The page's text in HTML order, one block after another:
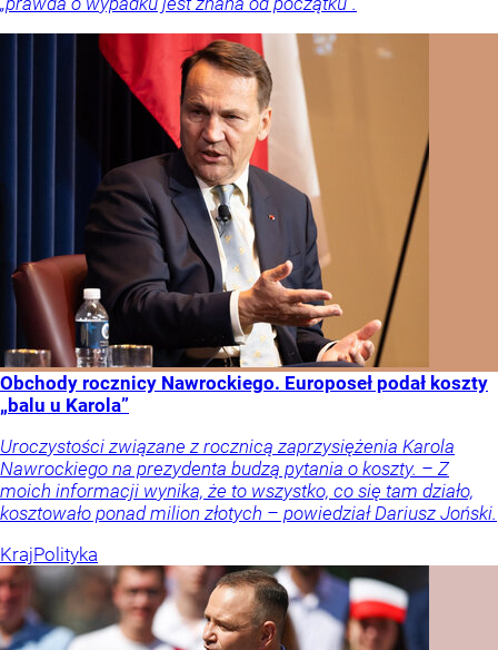
Obchody rocznicy Nawrockiego. Europoseł podał koszty
„balu u Karola”
Uroczystości związane z rocznicą zaprzysiężenia Karola
Nawrockiego na prezydenta budzą pytania o koszty. – Z
moich informacji wynika, że to wszystko, co się tam działo,
kosztowało ponad milion złotych – powiedział Dariusz Joński.
KrajPolityka